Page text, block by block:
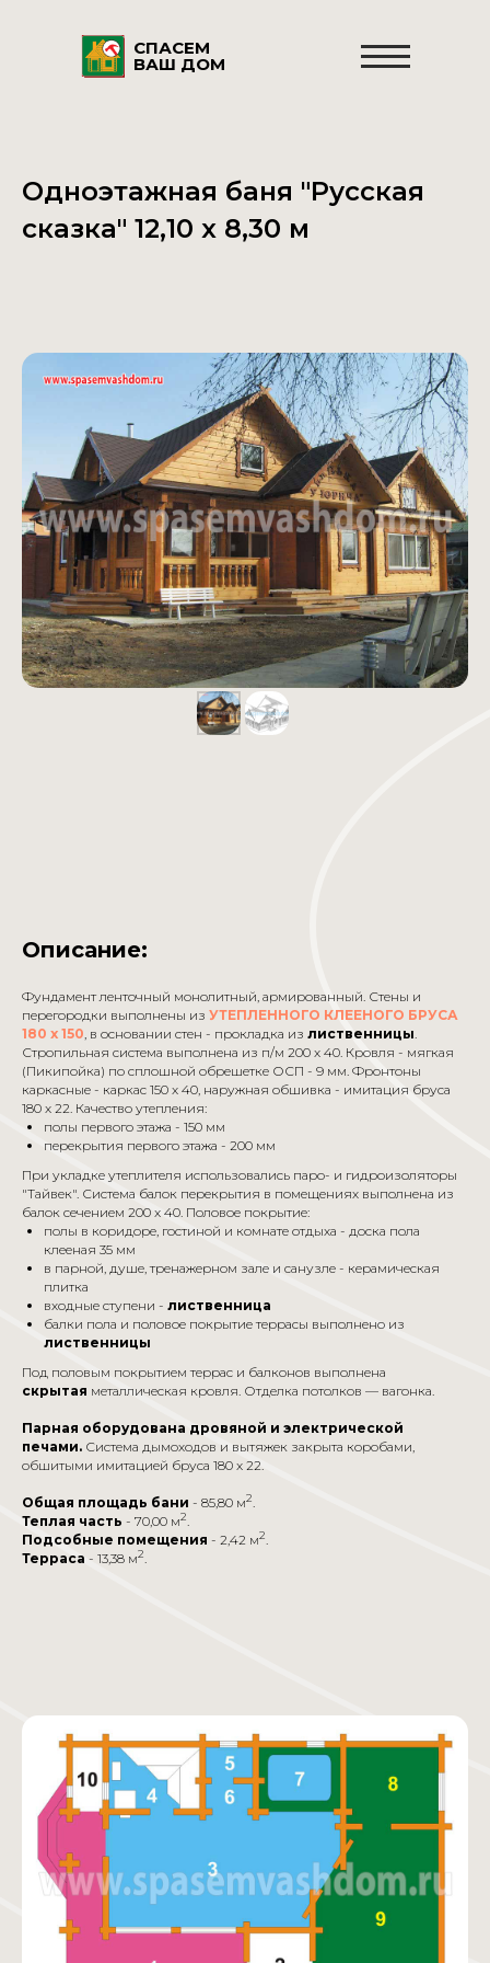
СПАСЕМ
ВАШ ДОМ
Одноэтажная баня "Русская
сказка" 12,10 х 8,30 м
Описание:
Фундамент ленточный монолитный, армированный. Стены и
перегородки выполнены из УТЕПЛЕННОГО КЛЕЕНОГО БРУСА
180 x 150, в основании стен - прокладка из лиственницы.
Стропильная система выполнена из п/м 200 x 40. Кровля - мягкая
(Пикипойка) по сплошной обрешетке ОСП - 9 мм. Фронтоны
каркасные - каркас 150 x 40, наружная обшивка - имитация бруса
180 x 22. Качество утепления:
полы первого этажа - 150 мм
перекрытия первого этажа - 200 мм
При укладке утеплителя использовались паро- и гидроизоляторы
"Тайвек". Система балок перекрытия в помещениях выполнена из
балок сечением 200 x 40. Половое покрытие:
полы в коридоре, гостиной и комнате отдыха - доска пола
клееная 35 мм
в парной, душе, тренажерном зале и санузле - керамическая
плитка
входные ступени - лиственница
балки пола и половое покрытие террасы выполнено из
лиственницы
Под половым покрытием террас и балконов выполнена
скрытая металлическая кровля. Отделка потолков — вагонка.
Парная оборудована дровяной и электрической
печами. Система дымоходов и вытяжек закрыта коробами,
обшитыми имитацией бруса 180 x 22.
Общая площадь бани - 85,80 м2.
Теплая часть - 70,00 м2.
Подсобные помещения - 2,42 м2.
Терраса - 13,38 м2.